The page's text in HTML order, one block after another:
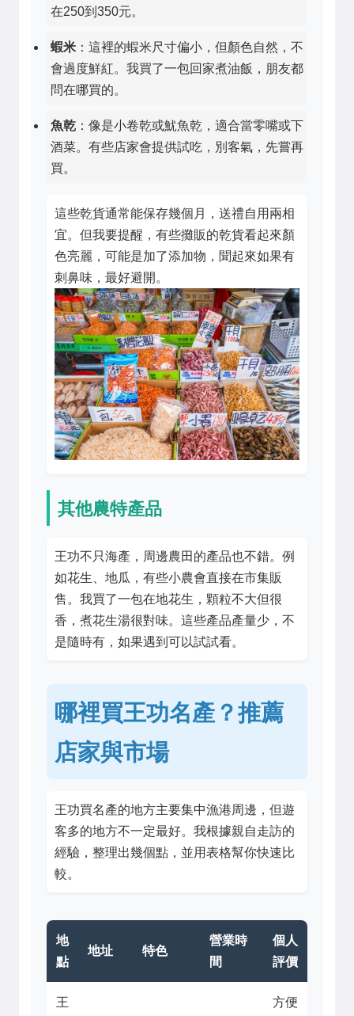
在250到350元。
蝦米 ：這裡的蝦米尺寸偏小，但顏色自然，不
會過度鮮紅。我買了一包回家煮油飯，朋友都
問在哪買的。
魚乾 ：像是小卷乾或魷魚乾，適合當零嘴或下
酒菜。有些店家會提供試吃，別客氣，先嘗再
買。
這些乾貨通常能保存幾個月，送禮自用兩相
宜。但我要提醒，有些攤販的乾貨看起來顏
色亮麗，可能是加了添加物，聞起來如果有
刺鼻味，最好避開。
其他農特產品
王功不只海產，周邊農田的產品也不錯。例
如花生、地瓜，有些小農會直接在市集販
售。我買了一包在地花生，顆粒不大但很
香，煮花生湯很對味。這些產品產量少，不
是隨時有，如果遇到可以試試看。
哪裡買王功名產？推薦
店家與市場
王功買名產的地方主要集中漁港周邊，但遊
客多的地方不一定最好。我根據親自走訪的
經驗，整理出幾個點，並用表格幫你快速比
較。
地
點
地址 特色
營業時
間
個人
評價
王
方便